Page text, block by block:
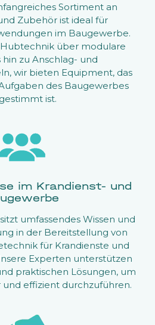
Sortiment an
Zubehör ist ideal für
im Baugewerbe.
über modulare
hin zu Anschlag- und
wir bieten Equipment, das
des Baugewerbes
ist.
im Krandienst- und
umfassendes Wissen und
in der Bereitstellung von
für Krandienste und
Experten unterstützen
praktischen Lösungen, um
und effizient durchzuführen.